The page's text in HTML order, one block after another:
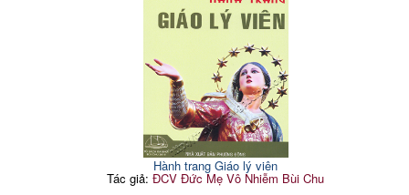
Hành trang Giáo lý viên
Tác giả:ĐCV Đức Mẹ Vô Nhiễm Bùi Chu